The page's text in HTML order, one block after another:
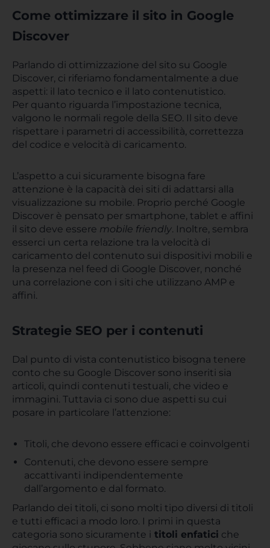
Come ottimizzare il sito in Google
Discover
Parlando di ottimizzazione del sito su Google
Discover, ci riferiamo fondamentalmente a due
aspetti: il lato tecnico e il lato contenutistico.
Per quanto riguarda l’impostazione tecnica,
valgono le normali regole della SEO. Il sito deve
rispettare i parametri di accessibilità, correttezza
del codice e velocità di caricamento.
L’aspetto a cui sicuramente bisogna fare
attenzione è la capacità dei siti di adattarsi alla
visualizzazione su mobile. Proprio perché Google
Discover è pensato per smartphone, tablet e affini
il sito deve essere mobile friendly. Inoltre, sembra
esserci un certa relazione tra la velocità di
caricamento del contenuto sui dispositivi mobili e
la presenza nel feed di Google Discover, nonché
una correlazione con i siti che utilizzano AMP e
affini.
Strategie SEO per i contenuti
Dal punto di vista contenutistico bisogna tenere
conto che su Google Discover sono inseriti sia
articoli, quindi contenuti testuali, che video e
immagini. Tuttavia ci sono due aspetti su cui
posare in particolare l’attenzione:
Titoli, che devono essere efficaci e coinvolgenti
Contenuti, che devono essere sempre
accattivanti indipendentemente
dall’argomento e dal formato.
Parlando dei titoli, ci sono molti tipo diversi di titoli
e tutti efficaci a modo loro. I primi in questa
categoria sono sicuramente i titoli enfatici che